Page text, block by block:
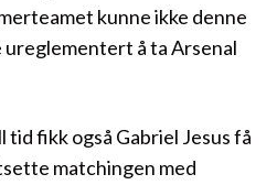
kunne ikke denne
å ta Arsenal
fikk også Gabriel Jesus få
matchingen med